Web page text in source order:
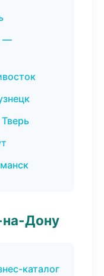
—
на-Дону
каталог